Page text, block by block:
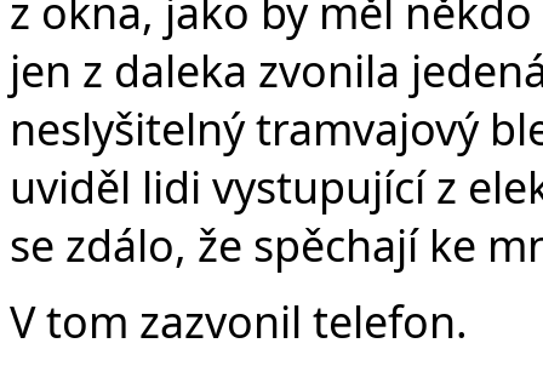
z okna, jako by měl
jen z daleka zvonila
neslyšitelný tramvajový
uviděl lidi vystupující z
se zdálo, že spěchají ke
V tom zazvonil telefon.